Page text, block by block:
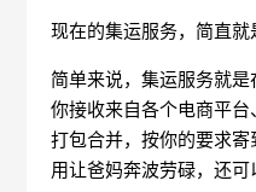
现在的集运服务，简直就
简单来说，集运服务就
你接收来自各个电商平
打包合并，按你的要求
用让爸妈奔波劳碌，还可